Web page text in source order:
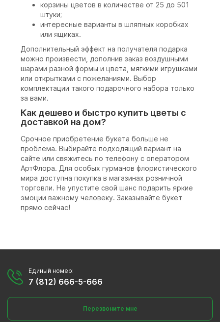
корзины цветов в количестве от 25 до 501
штуки;
интересные варианты в шляпных коробках
или ящиках.
Дополнительный эффект на получателя подарка
можно произвести, дополнив заказ воздушными
шарами разной формы и цвета, мягкими игрушками
или открытками с пожеланиями. Выбор
комплектации такого подарочного набора только
за вами.
Как дешево и быстро купить цветы с
доставкой на дом?
Срочное приобретение букета больше не
проблема. Выбирайте подходящий вариант на
сайте или свяжитесь по телефону с оператором
АртФлора. Для особых гурманов флористического
мира доступна покупка в магазинах розничной
торговли. Не упустите свой шанс подарить яркие
эмоции важному человеку. Заказывайте букет
прямо сейчас!
Единый номер:
7 (812) 666-5-666
Перезвоните мне